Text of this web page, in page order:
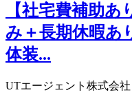
【社宅費補助
み＋長期休暇あ
体装...
UTエージェント株式会社